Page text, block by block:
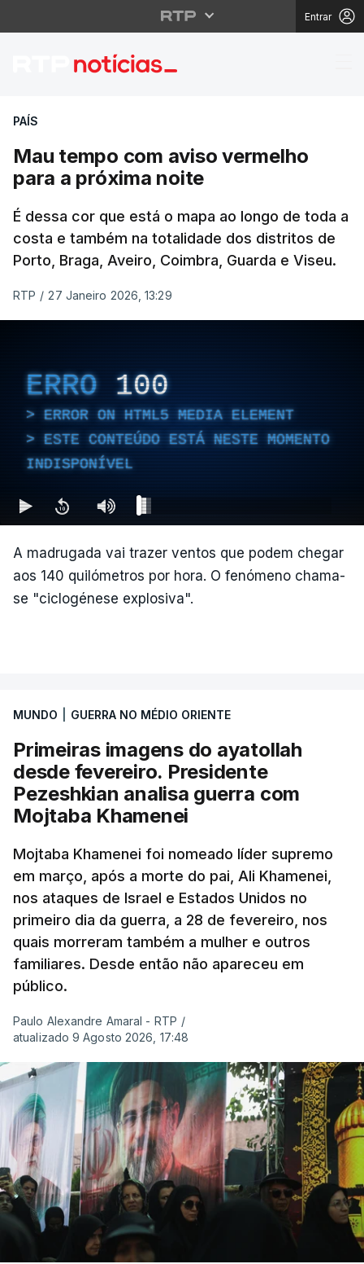
Entrar
Mau tempo com
PAÍS
Mau tempo com aviso vermelho
para a próxima noite
É dessa cor que está o mapa ao longo de toda a
costa e também na totalidade dos distritos de
Porto, Braga, Aveiro, Coimbra, Guarda e Viseu.
RTP / 27 Janeiro 2026, 13:29
ERRO 100
ERROR ON HTML5 MEDIA ELEMENT
ESTE CONTEÚDO ESTÁ NESTE MOMENTO
INDISPONÍVEL
A madrugada vai trazer ventos que podem chegar
aos 140 quilómetros por hora. O fenómeno chama-
se "ciclogénese explosiva".
MUNDO GUERRA NO MÉDIO ORIENTE
Primeiras imagens do ayatollah
desde fevereiro. Presidente
Pezeshkian analisa guerra com
Mojtaba Khamenei
Mojtaba Khamenei foi nomeado líder supremo
em março, após a morte do pai, Ali Khamenei,
nos ataques de Israel e Estados Unidos no
primeiro dia da guerra, a 28 de fevereiro, nos
quais morreram também a mulher e outros
familiares. Desde então não apareceu em
público.
Paulo Alexandre Amaral - RTP /
atualizado 9 Agosto 2026, 17:48